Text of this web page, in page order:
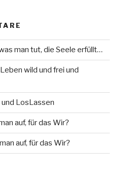
man tut, die Seele erfüllt…
wild und frei und
LosLassen
auf, für das Wir?
auf, für das Wir?